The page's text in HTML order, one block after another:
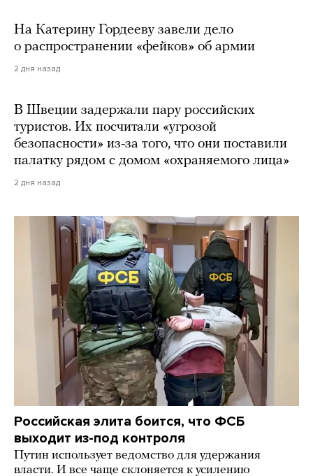
На Катерину Гордееву завели дело
о распространении «фейков» об армии
2 дня назад
В Швеции задержали пару российских
туристов. Их посчитали «угрозой
безопасности» из-за того, что они поставили
палатку рядом с домом «охраняемого лица»
2 дня назад
Российская элита боится, что ФСБ
выходит из-под контроля
Путин использует ведомство для удержания
власти. И все чаще склоняется к усилению